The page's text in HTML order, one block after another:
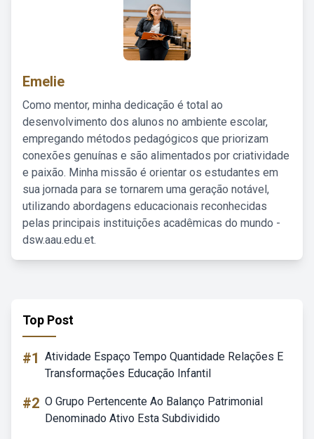
Emelie
Como mentor, minha dedicação é total ao
desenvolvimento dos alunos no ambiente escolar,
empregando métodos pedagógicos que priorizam
conexões genuínas e são alimentados por criatividade
e paixão. Minha missão é orientar os estudantes em
sua jornada para se tornarem uma geração notável,
utilizando abordagens educacionais reconhecidas
pelas principais instituições acadêmicas do mundo -
dsw.aau.edu.et.
Top Post
#1 Atividade Espaço Tempo Quantidade Relações E
Transformações Educação Infantil
#2 O Grupo Pertencente Ao Balanço Patrimonial
Denominado Ativo Esta Subdividido